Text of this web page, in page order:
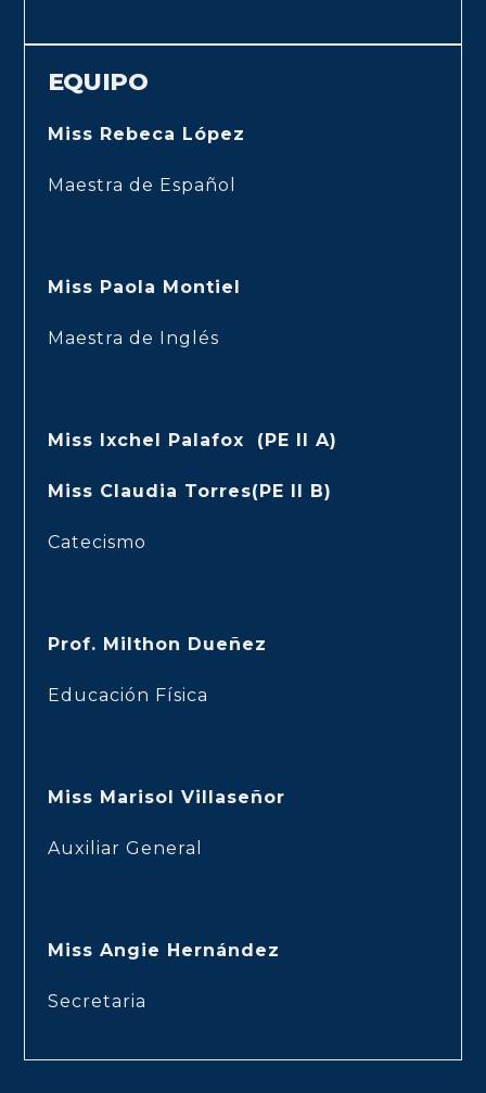
EQUIPO
Miss Rebeca López
Maestra de Español
Miss Paola Montiel
Maestra de Inglés
Miss Ixchel Palafox (PE II A)
Miss Claudia Torres(PE II B)
Catecismo
Prof. Milthon Dueñez
Educación Física
Miss Marisol Villaseñor
Auxiliar General
Miss Angie Hernández
Secretaria